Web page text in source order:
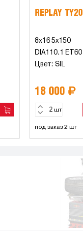
REPLAY TY20
8x16 5x150
DIA110.1 ET60
Цвет: SIL
18 000
шт
под заказ 2 шт